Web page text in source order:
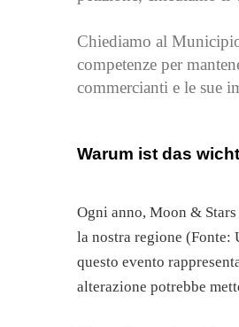
Chiediamo al
competenze per
commercianti e le sue
Warum ist das
Ogni anno, Moon &
la nostra regione
questo evento
alterazione potrebbe